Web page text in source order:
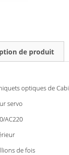
de produit
optiques de
servo
AC220
de fois